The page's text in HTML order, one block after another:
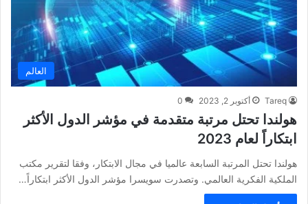
العالم
Tareq أكتوبر 2, 2023 0
هولندا تحتل مرتبة متقدمة في مؤشر الدول الأكثر
ابتكاراً لعام 2023
هولندا تحتل المرتبة السابعة عالميا في مجال الابتكار، وفقا لتقرير مكتب
الملكية الفكرية العالمي. وتصدرت سويسرا مؤشر الدول الأكثر ابتكاراً…